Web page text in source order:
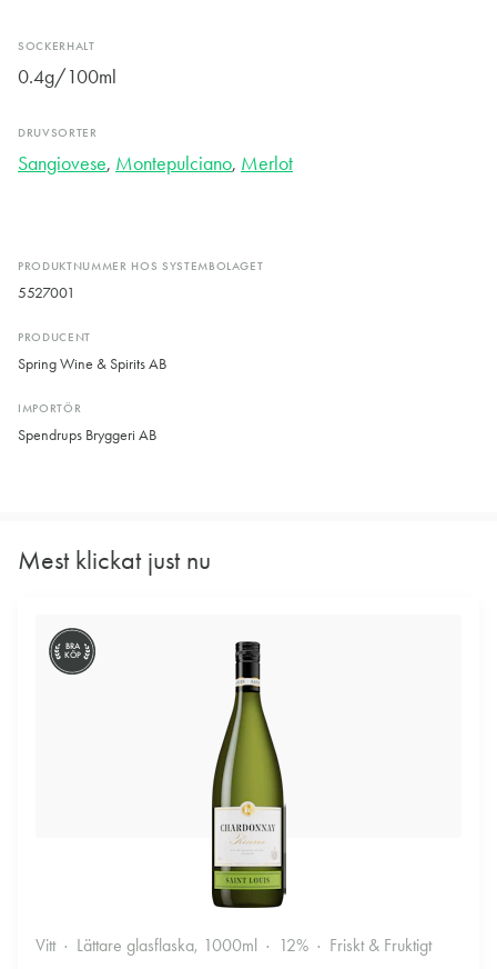
PRODUKTNUMMER HOS SYSTEMBOLAGET
5527001
PRODUCENT
Spring Wine & Spirits AB
IMPORTÖR
Spendrups Bryggeri AB
SOCKERHALT
0.4g/100ml
DRUVSORTER
Sangiovese, Montepulciano, Merlot
Mest klickat just nu
BRA
KÖP
Vitt Lättare glasflaska, 1000ml 12% Friskt & Fruktigt